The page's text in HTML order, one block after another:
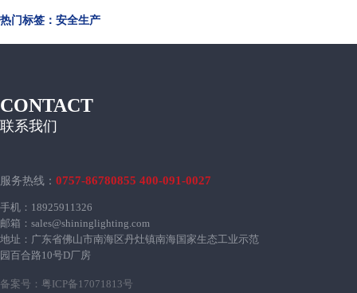
热门标签：安全生产
CONTACT
联系我们
服务热线： 0757-86780855 400-091-0027
手机：18925911326
邮箱：sales@shininglighting.com
地址：广东省佛山市南海区丹灶镇南海国家生态工业示范
园百合路10号D厂房
备案号： 粤ICP备17071813号